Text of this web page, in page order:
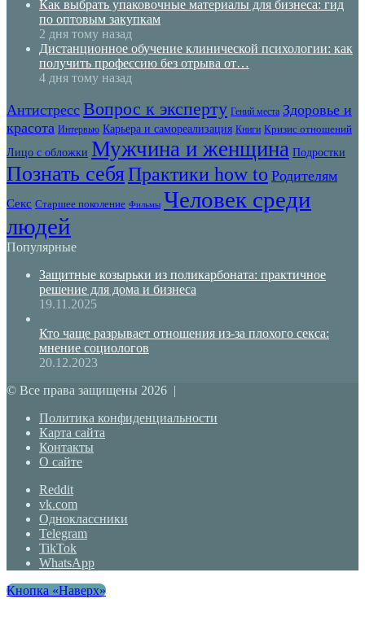
Как выбрать упаковочные материалы для бизнеса: гид
по оптовым закупкам
2 дня тому назад
Дистанционное обучение клинической психологии: как
получить профессию без отрыва от…
4 дня тому назад
Антистресс Вопрос к эксперту Гений места Здоровье и
красота Интервью Карьера и самореализация Книги Кризис отношений
Лицо с обложки Мужчина и женщина Подростки
Познать себяПрактики how to Родителям
Секс Старшее поколение Фильмы Человек среди
людей
Популярные
Защитные козырьки из поликарбоната: практичное
решение для дома и бизнеса
19.11.2025
Кто чаще разрывает отношения из-за плохого секса:
мнение социологов
20.12.2023
© Все права защищены 2026 |
Политика конфиденциальности
Карта сайта
Контакты
О сайте
Reddit
vk.com
Одноклассники
Telegram
TikTok
WhatsApp
Кнопка «Наверх»